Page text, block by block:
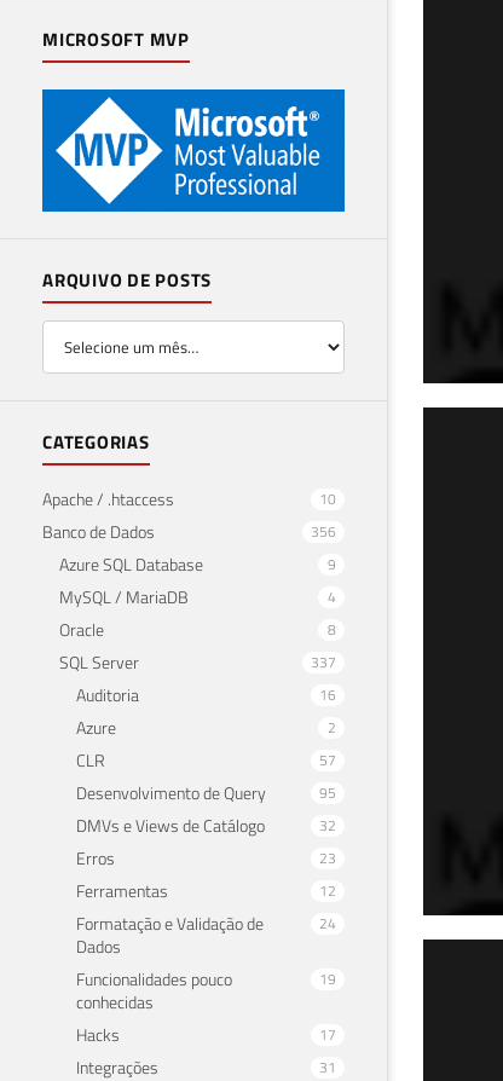
MICROSOFT MVP
ARQUIVO DE POSTS
CATEGORIAS
Apache / .htaccess 10
Banco de Dados 356
Azure SQL Database 9
MySQL / MariaDB 4
Oracle 8
SQL Server 337
Auditoria 16
Azure 2
CLR 57
Desenvolvimento de Query 95
DMVs e Views de Catálogo 32
Erros 23
Ferramentas 12
Formatação e Validação de
Dados
24
Funcionalidades pouco
conhecidas
19
Hacks 17
Integrações 31